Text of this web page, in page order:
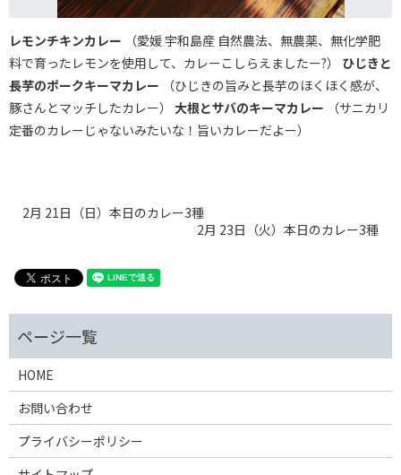
レモンチキンカレー （愛媛 宇和島産 自然農法、無農薬、無化学肥
料で育ったレモンを使用して、カレーこしらえましたー?️） ひじきと
長芋のポークキーマカレー （ひじきの旨みと長芋のほくほく感が、
豚さんとマッチしたカレー） 大根とサバのキーマカレー （サニカリ
定番のカレーじゃないみたいな！旨いカレーだよー）
2月 21日（日）本日のカレー3種
2月 23日（火）本日のカレー3種
HOME
お問い合わせ
プライバシーポリシー